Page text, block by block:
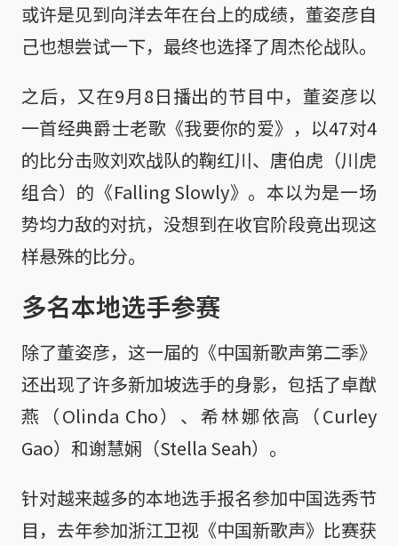
或许是见到向洋去年在台上的成绩，董姿彦自
己也想尝试一下，最终也选择了周杰伦战队。
之后，又在9月8日播出的节目中，董姿彦以
一首经典爵士老歌《我要你的爱》，以47对4
的比分击败刘欢战队的鞠红川、唐伯虎（川虎
组合）的《Falling Slowly》。本以为是一场
势均力敌的对抗，没想到在收官阶段竟出现这
样悬殊的比分。
多名本地选手参赛
除了董姿彦，这一届的《中国新歌声第二季》
还出现了许多新加坡选手的身影，包括了卓猷
燕（Olinda Cho）、希林娜依高（Curley
Gao）和谢慧娴（Stella Seah）。
针对越来越多的本地选手报名参加中国选秀节
目，去年参加浙江卫视《中国新歌声》比赛获